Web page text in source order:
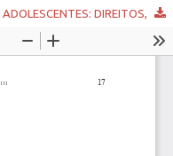
PROTEÇÃO DIGITAL DE CRIANÇAS E ADOLESCENTES: DIREITOS, RISCOS E DESAFIOS